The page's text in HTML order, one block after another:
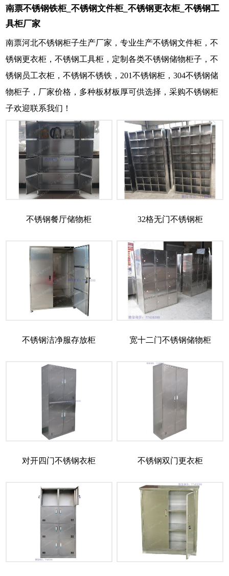
南票不锈钢铁柜_不锈钢文件柜_不锈钢更衣柜_不锈钢工
具柜厂家
南票河北不锈钢柜子生产厂家，专业生产不锈钢文件柜，不
锈钢更衣柜，不锈钢工具柜，定制各类不锈钢储物柜子，不
锈钢员工衣柜，不锈钢不锈铁，201不锈钢柜，304不锈钢储
物柜子，厂家价格，多种板材板厚可供选择，采购不锈钢柜
子欢迎联系我们！
不锈钢餐厅储物柜 32格无门不锈钢柜
不锈钢洁净服存放柜 宽十二门不锈钢储物柜
对开四门不锈钢衣柜 不锈钢双门更衣柜